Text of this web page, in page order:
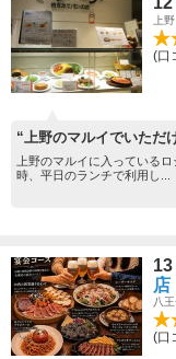
上
(口
“上野のマルイでいただ
上野のマルイに入っている
時、平日のランチで利用し...
13
店
八
(口